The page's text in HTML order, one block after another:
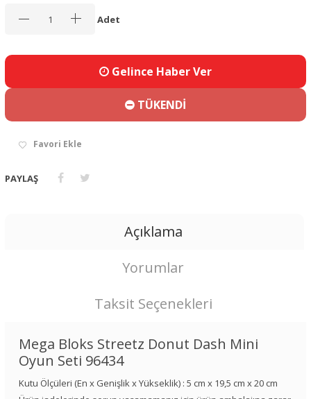
Adet
Gelince Haber Ver
TÜKENDİ
Favori Ekle
PAYLAŞ
Açıklama
Yorumlar
Taksit Seçenekleri
Mega Bloks Streetz Donut Dash Mini
Oyun Seti 96434
Kutu Ölçüleri (En x Genişlik x Yükseklik) : 5 cm x 19,5 cm x 20 cm